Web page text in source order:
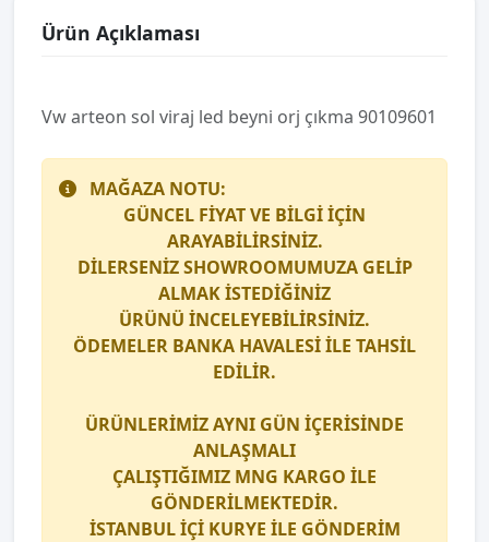
Ürün Açıklaması
Vw arteon sol vi̇raj led beyni̇ orj çıkma 90109601
MAĞAZA NOTU:
GÜNCEL FİYAT VE BİLGİ İÇİN
ARAYABİLİRSİNİZ.
DİLERSENİZ SHOWROOMUMUZA GELİP
ALMAK İSTEDİĞİNİZ
ÜRÜNÜ İNCELEYEBİLİRSİNİZ.
ÖDEMELER BANKA HAVALESİ İLE TAHSİL
EDİLİR.
ÜRÜNLERİMİZ AYNI GÜN İÇERİSİNDE
ANLAŞMALI
ÇALIŞTIĞIMIZ MNG KARGO İLE
GÖNDERİLMEKTEDİR.
İSTANBUL İÇİ KURYE İLE GÖNDERİM